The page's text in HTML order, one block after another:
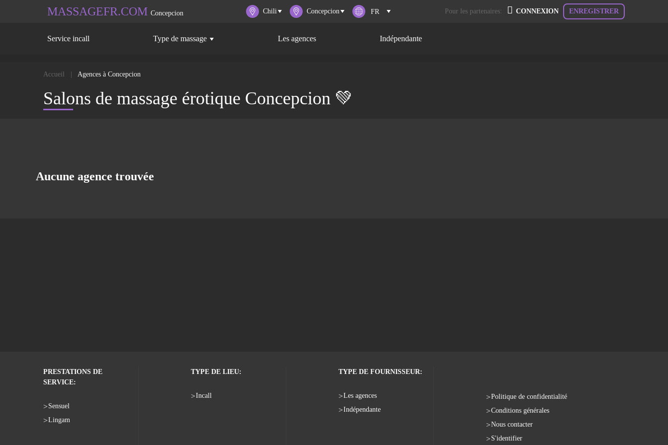
MASSAGEFR.COM Concepcion Chili Concepcion Pour les partenaires: CONNEXION ENREGISTRER
Service incall Type de massage Les agences Indépendante
Accueil Agences à Concepcion
Salons de massage érotique Concepcion 💚
Aucune agence trouvée
PRESTATIONS DE
SERVICE:
Sensuel
Lingam
TYPE DE LIEU:
Incall
TYPE DE FOURNISSEUR:
Les agences
Indépendante
Politique de confidentialité
Conditions générales
Nous contacter
S'identifier